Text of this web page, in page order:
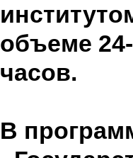
объеме
часов.
В